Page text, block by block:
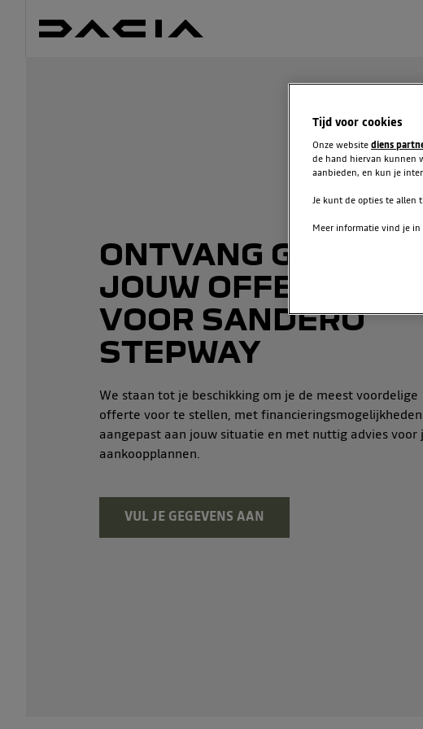
ONTVANG GRATIS
JOUW OFFERTE
VOOR SANDERO
STEPWAY
We staan tot je beschikking om je de meest voordelige
offerte voor te stellen, met financieringsmogelijkheden
aangepast aan jouw situatie en met nuttig advies voor
aankoopplannen.
VUL JE GEGEVENS AAN
Tijd voor cookies
Onze website diens
de hand hiervan kunnen
aanbieden, en kun je
Je kunt de opties te allen
Meer informatie vind je in